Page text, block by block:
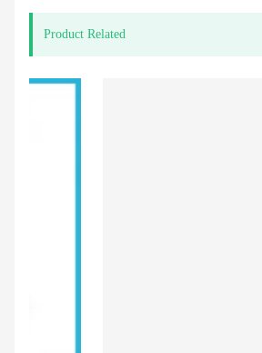
Product Related